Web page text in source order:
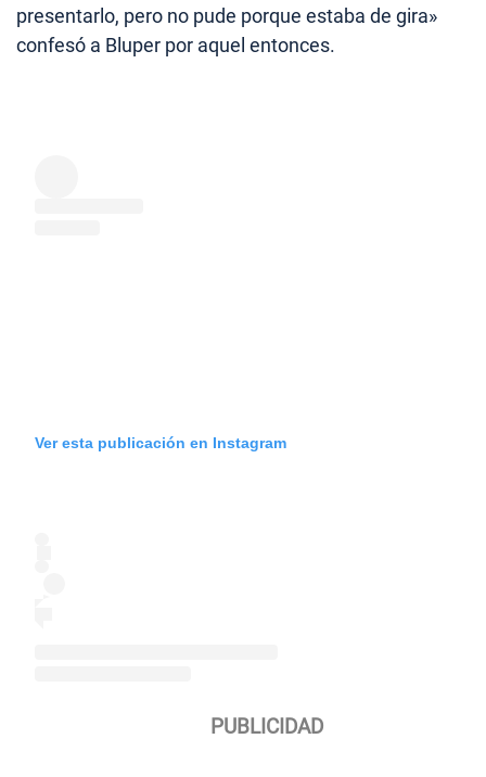
presentarlo, pero no pude porque estaba de gira»
confesó a Bluper por aquel entonces.
Ver esta publicación en Instagram